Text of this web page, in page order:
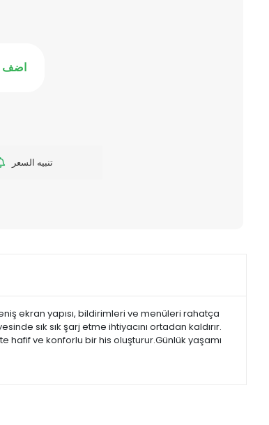
اضف
تنبيه السعر
ekran yapısı, bildirimleri ve menüleri rahatça
sık sık şarj etme ihtiyacını ortadan kaldırır.
hafif ve konforlu bir his oluşturur.Günlük yaşamı